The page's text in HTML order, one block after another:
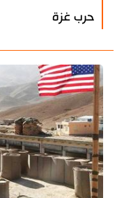
حرب غزة